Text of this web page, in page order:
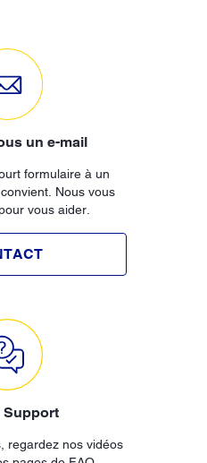
un e-mail
formulaire à un
Nous vous
vous aider.
Support
regardez nos vidéos